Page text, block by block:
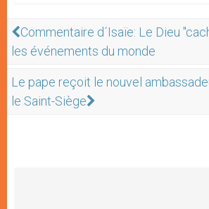
Commentaire d´Isaïe: Le Dieu
les événements du monde
Le pape reçoit le nouvel
le Saint-Siège